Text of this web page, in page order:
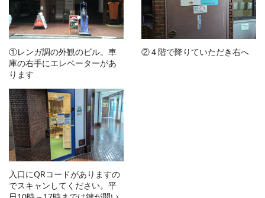
①レンガ調の外観のビル。車
庫の右手にエレベーターがあ
ります
②４階で降りていただき右へ
入口にQRコードがありますの
でスキャンしてください。平